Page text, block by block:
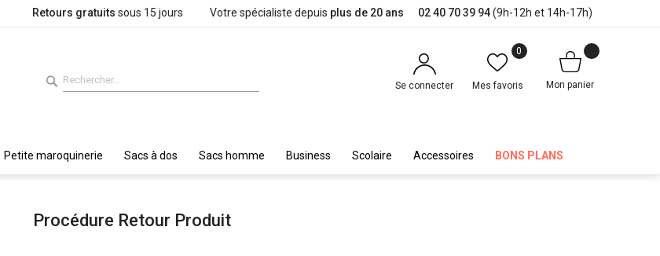
Retours gratuits sous 15 jours Votre spécialiste depuis plus de 20 ans 02 40 70 39 94(9h-12h et 14h-17h)
Se connecter
0
Mes favoris Mon panier
Petite maroquinerie Sacs à dos Sacs homme Business Scolaire Accessoires BONS PLANS
Procédure Retour Produit